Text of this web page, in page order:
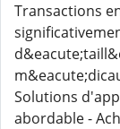
Transactions
Solutions
abordable -